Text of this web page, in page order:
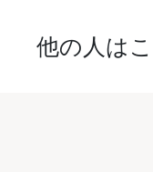
他の人は